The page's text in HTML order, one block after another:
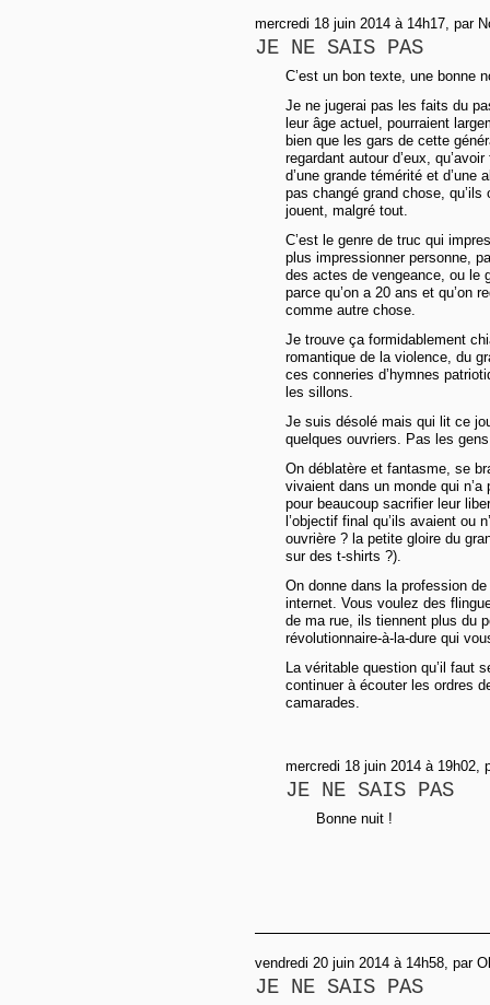
mercredi 18 juin 2014 à 14h17, par
JE NE SAIS PAS
C’est un bon texte, une bonne
Je ne jugerai pas les faits du
leur âge actuel, pourraient
bien que les gars de cette
regardant autour d’eux,
d’une grande témérité et d’une
pas changé grand chose,
jouent, malgré tout.
C’est le genre de truc qui
plus impressionner personne,
des actes de vengeance, ou le
parce qu’on a 20 ans et qu’on
comme autre chose.
Je trouve ça formidablement
romantique de la violence, du
ces conneries d’hymnes
les sillons.
Je suis désolé mais qui lit ce
quelques ouvriers. Pas les
On déblatère et fantasme, se
vivaient dans un monde qui
pour beaucoup sacrifier leur
l’objectif final qu’ils avaient ou
ouvrière ? la petite gloire du
sur des t-shirts ?).
On donne dans la profession
internet. Vous voulez des
de ma rue, ils tiennent plus du
révolutionnaire-à-la-dure qui
La véritable question qu’il faut
continuer à écouter les ordres
camarades.
mercredi 18 juin 2014 à 19h02,
JE NE SAIS PAS
Bonne nuit !
vendredi 20 juin 2014 à 14h58, par
JE NE SAIS PAS